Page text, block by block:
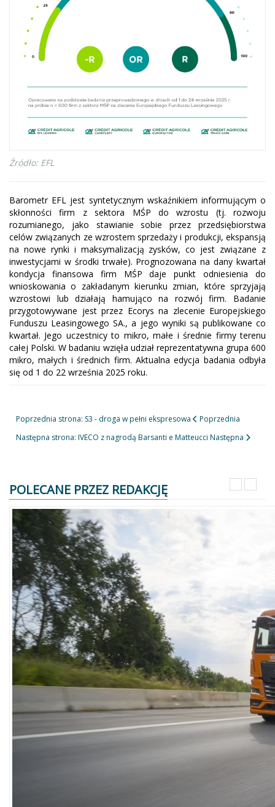
Źródło: EFL
Barometr EFL jest syntetycznym wskaźnikiem informującym o
skłonności firm z sektora MŚP do wzrostu (tj. rozwoju
rozumianego, jako stawianie sobie przez przedsiębiorstwa
celów związanych ze wzrostem sprzedaży i produkcji, ekspansją
na nowe rynki i maksymalizacją zysków, co jest związane z
inwestycjami w środki trwałe). Prognozowana na dany kwartał
kondycja finansowa firm MŚP daje punkt odniesienia do
wnioskowania o zakładanym kierunku zmian, które sprzyjają
wzrostowi lub działają hamująco na rozwój firm. Badanie
przygotowywane jest przez Ecorys na zlecenie Europejskiego
Funduszu Leasingowego SA., a jego wyniki są publikowane co
kwartał. Jego uczestnicy to mikro, małe i średnie firmy terenu
całej Polski. W badaniu wzięła udział reprezentatywna grupa 600
mikro, małych i średnich firm. Aktualna edycja badania odbyła
się od 1 do 22 września 2025 roku.
Poprzednia strona: S3 - droga w pełni ekspresowa
Poprzednia
Następna strona: IVECO z nagrodą Barsanti e Matteucci Następna
POLECANE PRZEZ REDAKCJĘ